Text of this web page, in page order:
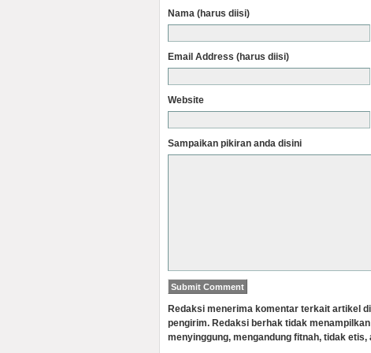
Nama (harus diisi)
Email Address (harus diisi)
Website
Sampaikan pikiran anda disini
Redaksi menerima komentar terkait artikel
pengirim. Redaksi berhak tidak
menyinggung, mengandung fitnah, tidak etis,